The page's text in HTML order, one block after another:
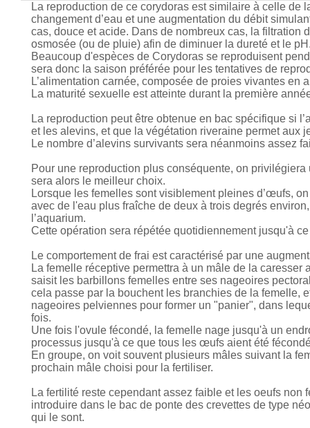
La reproduction de ce corydoras est similaire à celle de
changement d’eau et une augmentation du débit
cas, douce et acide. Dans de nombreux cas, la filtration
osmosée (ou de pluie) afin de diminuer la dureté et le
Beaucoup d'espèces de Corydoras se reproduisent
sera donc la saison préférée pour les tentatives de
L’alimentation carnée, composée de proies vivantes
La maturité sexuelle est atteinte durant la première
La reproduction peut être obtenue en bac spécifique si
et les alevins, et que la végétation riveraine permet aux
Le nombre d’alevins survivants sera néanmoins assez
Pour une reproduction plus conséquente, on
sera alors le meilleur choix.
Lorsque les femelles sont visiblement pleines d’œufs,
avec de l'eau plus fraîche de deux à trois degrés
l’aquarium.
Cette opération sera répétée quotidiennement jusqu'à
Le comportement de frai est caractérisé par une
La femelle réceptive permettra à un mâle de la
saisit les barbillons femelles entre ses nageoires
cela passe par la bouchent les branchies de la femelle,
nageoires pelviennes pour former un "panier", dans
fois.
Une fois l'ovule fécondé, la femelle nage jusqu'à un
processus jusqu'à ce que tous les œufs aient été
En groupe, on voit souvent plusieurs mâles suivant la
prochain mâle choisi pour la fertiliser.
La fertilité reste cependant assez faible et les oeufs
introduire dans le bac de ponte des crevettes de type
qui le sont.